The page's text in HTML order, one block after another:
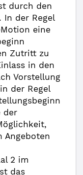
durch den
In der Regel
eine
Zutritt zu
in den
Vorstellung
der Regel
der
Angeboten
2 im
das